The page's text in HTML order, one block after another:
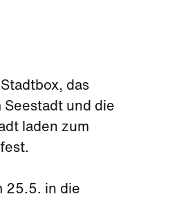
das
und die
laden zum
25.5. in die